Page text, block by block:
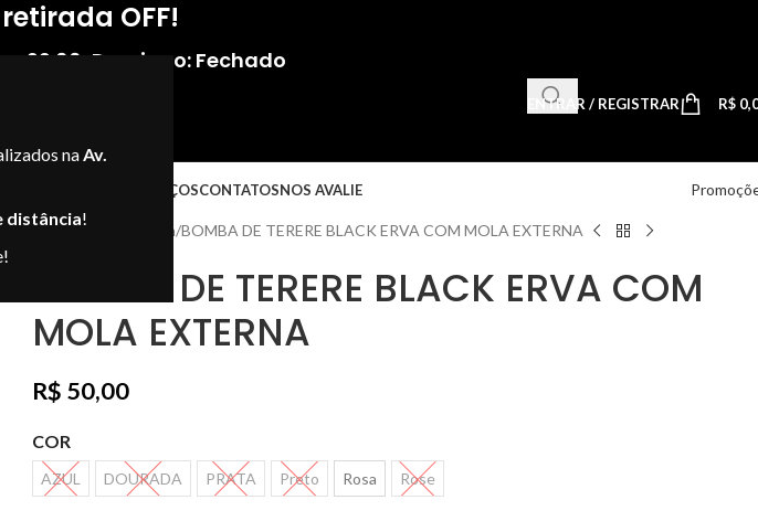
naAv.
distância!
OFF!
22:00 Domingo: Fechado
ENTRAR / REGISTRAR R$
ENDEREÇOSCONTATOSNOS AVALIE
Início Terere Bomba BOMBA DE TERERE BLACK ERVA COM MOLA EXTERNA
BOMBA DE TERERE BLACK ERVA COM
MOLA EXTERNA
R$ 50,00
COR
AZUL DOURADA PRATA Preto Rosa Rose